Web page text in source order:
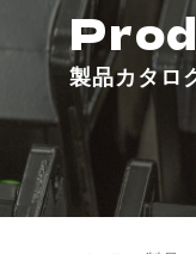
製品カタロ